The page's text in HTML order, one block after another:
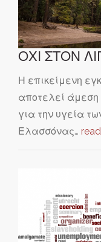
ΟΧΙ ΣΤΟΝ
Η επικείμενη
αποτελεί άμεση
για την υγεία
Ελασσόνας…